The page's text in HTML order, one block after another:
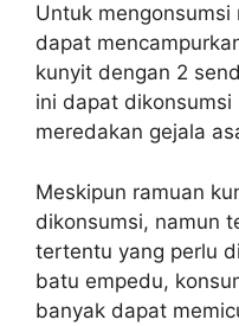
Untuk
dapat
kunyit dengan 2
ini dapat
meredakan gejala
Meskipun ramuan
dikonsumsi, namun
tertentu yang perlu
batu empedu,
banyak dapat